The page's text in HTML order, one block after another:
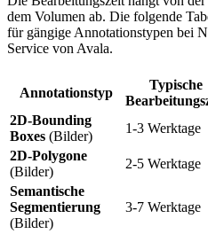
dem Volumen ab. Die folgende
für gängige Annotationstypen bei
Service von Avala.
Annotationstyp
Typische
2D-Bounding
Boxes (Bilder)
1-3 Werktage
2D-Polygone
(Bilder)
2-5 Werktage
Semantische
Segmentierung
(Bilder)
3-7 Werktage